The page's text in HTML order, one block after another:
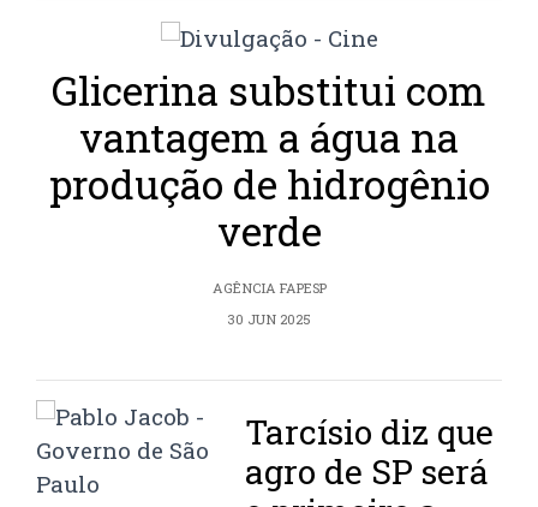
Glicerina substitui com
vantagem a água na
produção de hidrogênio
verde
AGÊNCIA FAPESP
30 JUN 2025
Tarcísio diz que
agro de SP será